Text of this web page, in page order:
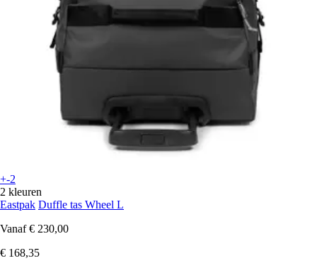
+-2
2 kleuren
Eastpak Duffle tas Wheel L
Vanaf € 230,00
€ 168,35